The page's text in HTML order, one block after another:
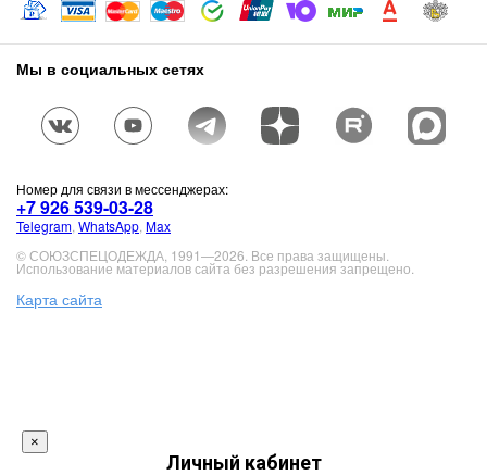
Мы в социальных сетях
Номер для связи в мессенджерах:
+7 926 539-03-28
Telegram WhatsApp Max
© СОЮЗСПЕЦОДЕЖДА, 1991—2026. Все права защищены.
Использование материалов сайта без разрешения запрещено.
Карта сайта
×
Личный кабинет